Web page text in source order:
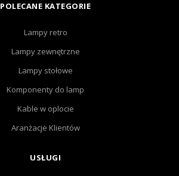
POLECANE KATEGORIE
Lampy retro
Lampy zewnętrzne
Lampy stołowe
Komponenty do lamp
Kable w oplocie
Aranżacje Klientów
USŁUGI